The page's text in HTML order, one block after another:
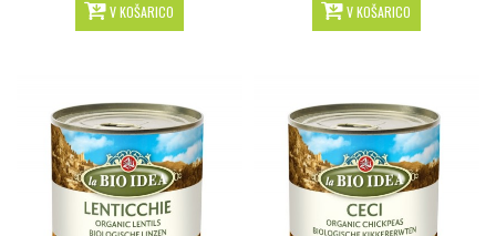
V KOŠARICO V KOŠARICO